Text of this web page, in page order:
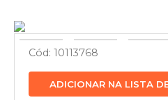
10113768
ADICIONAR NA LISTA